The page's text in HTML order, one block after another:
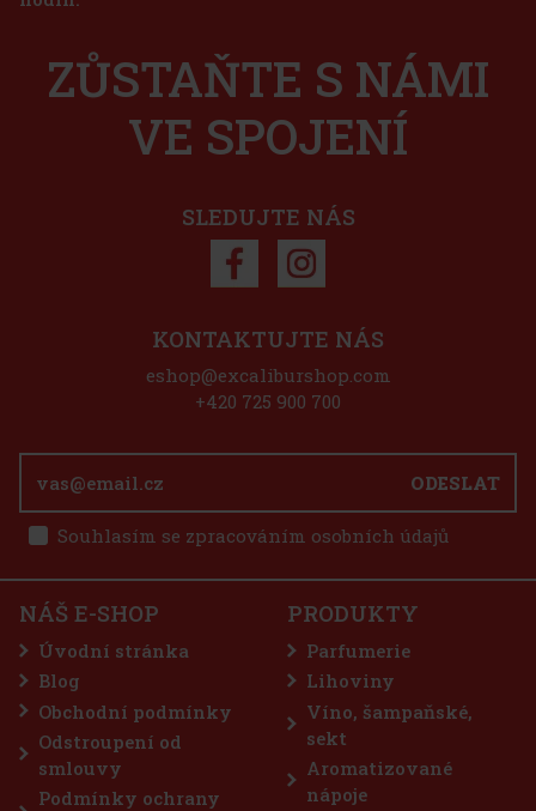
ZŮSTAŇTE S NÁMI
VE SPOJENÍ
SLEDUJTE NÁS
ODESLAT
Souhlasím se zpracováním osobních údajů
KONTAKTUJTE NÁS
eshop@excaliburshop.com
+420 725 900 700
NÁŠ E-SHOP
Úvodní stránka
Blog
Obchodní podmínky
Odstroupení od
smlouvy
Podmínky ochrany
PRODUKTY
Parfumerie
Lihoviny
Víno, šampaňské,
sekt
Aromatizované
nápoje